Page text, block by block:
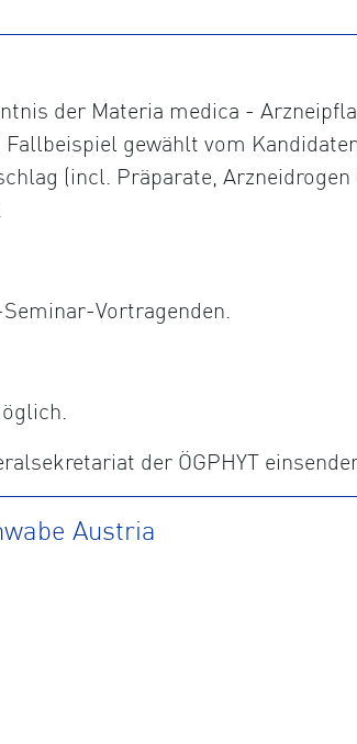
der Materia medica -
gewählt vom
(incl. Präparate, Arzneidrogen
Vortragenden.
der ÖGPHYT
Austria